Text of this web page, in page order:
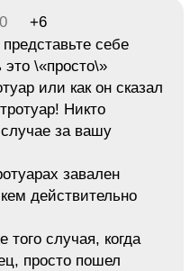
+6
себе
это \«просто\»
или как он сказал
Никто
за вашу
завален
действительно
того случая, когда
просто пошел